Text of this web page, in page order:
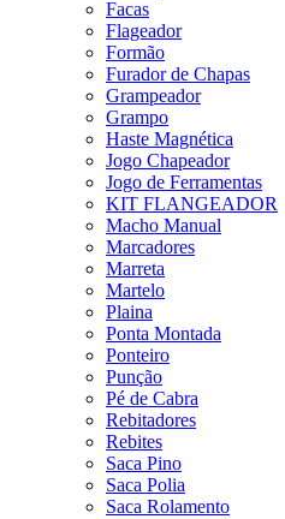
Facas
Flageador
Formão
Furador de Chapas
Grampeador
Grampo
Haste Magnética
Jogo Chapeador
Jogo de Ferramentas
KIT FLANGEADOR
Macho Manual
Marcadores
Marreta
Martelo
Plaina
Ponta Montada
Ponteiro
Punção
Pé de Cabra
Rebitadores
Rebites
Saca Pino
Saca Polia
Saca Rolamento